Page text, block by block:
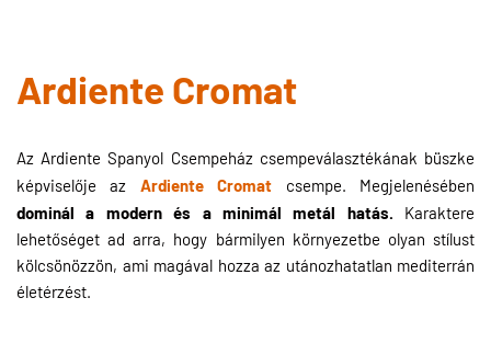
Ardiente Cromat
Az Ardiente Spanyol Csempeház csempeválasztékának büszke
képviselője az Ardiente Cromat csempe. Megjelenésében
dominál a modern és a minimál metál hatás.
Karaktere
lehetőséget ad arra, hogy bármilyen környezetbe olyan stílust
kölcsönözzön, ami magával hozza az utánozhatatlan mediterrán
életérzést.